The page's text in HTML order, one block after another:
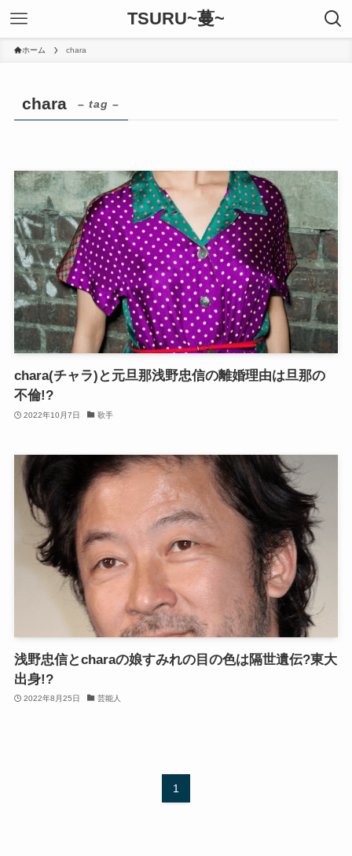
TSURU~蔓~
ホーム chara
chara – tag –
chara(チャラ)と元旦那浅野忠信の離婚理由は旦那の
不倫!?
2022年10月7日 歌手
浅野忠信とcharaの娘すみれの目の色は隔世遺伝?東大
出身!?
2022年8月25日 芸能人
1